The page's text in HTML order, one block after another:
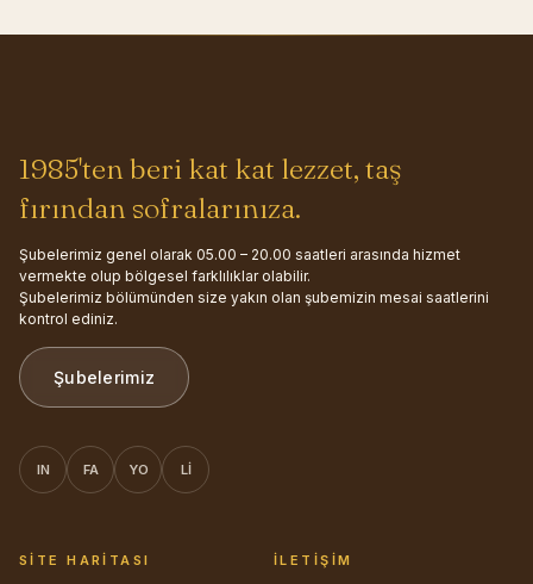
1985'ten beri kat kat lezzet, taş
fırından sofralarınıza.
Şubelerimiz genel olarak 05.00 – 20.00 saatleri arasında hizmet
vermekte olup bölgesel farklılıklar olabilir.
Şubelerimiz bölümünden size yakın olan şubemizin mesai saatlerini
kontrol ediniz.
Şubelerimiz
IN FA YO LI
SITE HARITASI İLETIŞIM